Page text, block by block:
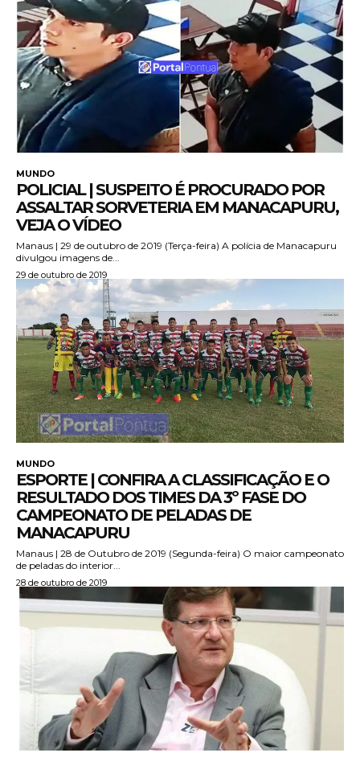
MUNDO
POLICIAL | SUSPEITO É PROCURADO POR
ASSALTAR SORVETERIA EM MANACAPURU,
VEJA O VÍDEO
Manaus | 29 de outubro de 2019 (Terça-feira) A polícia de Manacapuru
divulgou imagens de...
29 de outubro de 2019
MUNDO
ESPORTE | CONFIRA A CLASSIFICAÇÃO E O
RESULTADO DOS TIMES DA 3º FASE DO
CAMPEONATO DE PELADAS DE
MANACAPURU
Manaus | 28 de Outubro de 2019 (Segunda-feira) O maior campeonato
de peladas do interior...
28 de outubro de 2019